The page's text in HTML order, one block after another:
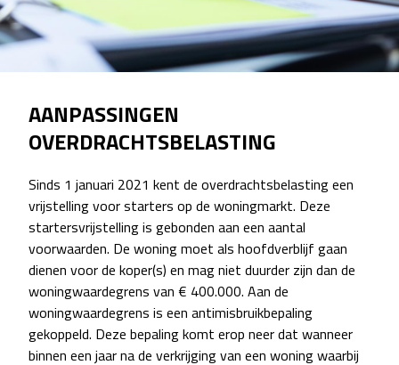
AANPASSINGEN
OVERDRACHTSBELASTING
Sinds 1 januari 2021 kent de overdrachtsbelasting een
vrijstelling voor starters op de woningmarkt. Deze
startersvrijstelling is gebonden aan een aantal
voorwaarden. De woning moet als hoofdverblijf gaan
dienen voor de koper(s) en mag niet duurder zijn dan de
woningwaardegrens van € 400.000. Aan de
woningwaardegrens is een antimisbruikbepaling
gekoppeld. Deze bepaling komt erop neer dat wanneer
binnen een jaar na de verkrijging van een woning waarbij